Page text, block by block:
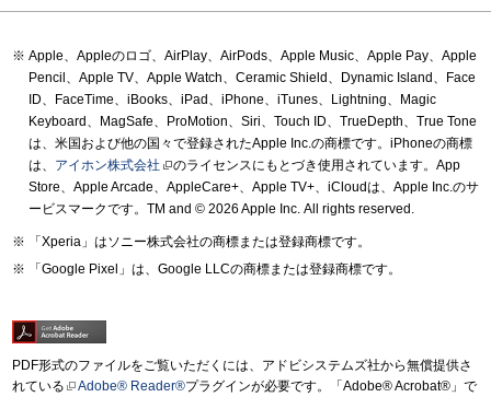
Apple、Appleのロゴ、AirPlay、AirPods、Apple Music、Apple Pay、Apple
Pencil、Apple TV、Apple Watch、Ceramic Shield、Dynamic Island、Face
ID、FaceTime、iBooks、iPad、iPhone、iTunes、Lightning、Magic
Keyboard、MagSafe、ProMotion、Siri、Touch ID、TrueDepth、True Tone
は、米国および他の国々で登録されたApple Inc.の商標です。iPhoneの商標
は、 アイホン株式会社
のライセンスにもとづき使用されています。App
Store、Apple Arcade、AppleCare+、Apple TV+、iCloudは、Apple Inc.のサ
ービスマークです。TM and © 2026 Apple Inc. All rights reserved.
「Xperia」はソニー株式会社の商標または登録商標です。
「Google Pixel」は、Google LLCの商標または登録商標です。
PDF形式のファイルをご覧いただくには、アドビシステムズ社から無償提供さ
れている
Adobe® Reader®プラグインが必要です。「Adobe® Acrobat®」で